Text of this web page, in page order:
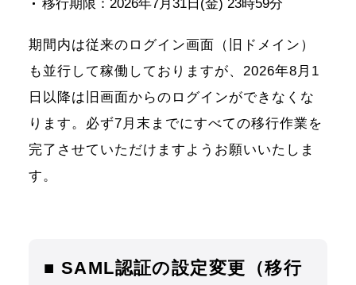
移行期限：2026年7月31日(金) 23時59分
期間内は従来のログイン画面（旧ドメイン）
も並行して稼働しておりますが、2026年8月1
日以降は旧画面からのログインができなくな
ります。必ず7月末までにすべての移行作業を
完了させていただけますようお願いいたしま
す。
■ SAML認証の設定変更（移行